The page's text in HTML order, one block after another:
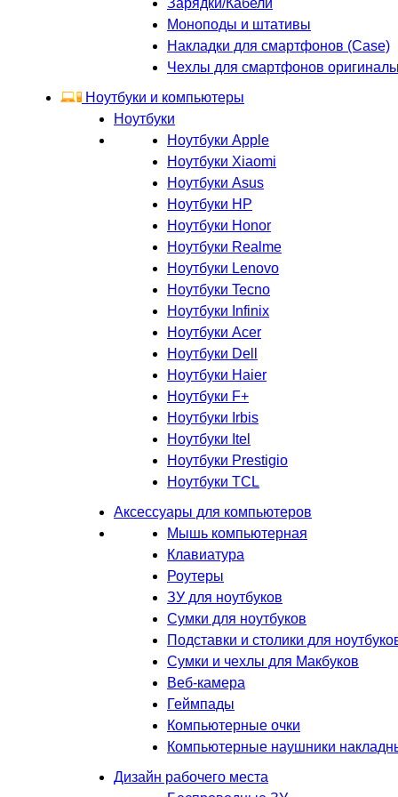
Зарядки/Кабели
Моноподы и штативы
Накладки для смартфонов (Case)
Чехлы для смартфонов
Ноутбуки и компьютеры
Ноутбуки
Ноутбуки Apple
Ноутбуки Xiaomi
Ноутбуки Asus
Ноутбуки HP
Ноутбуки Honor
Ноутбуки Realme
Ноутбуки Lenovo
Ноутбуки Tecno
Ноутбуки Infinix
Ноутбуки Acer
Ноутбуки Dell
Ноутбуки Haier
Ноутбуки F+
Ноутбуки Irbis
Ноутбуки Itel
Ноутбуки Prestigio
Ноутбуки TCL
Аксессуары для компьютеров
Мышь компьютерная
Клавиатура
Роутеры
ЗУ для ноутбуков
Сумки для ноутбуков
Подставки и столики для
Сумки и чехлы для Макбуков
Веб-камера
Геймпады
Компьютерные очки
Компьютерные наушники
Дизайн рабочего места